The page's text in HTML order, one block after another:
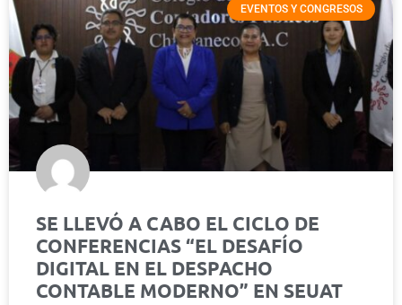
EVENTOS Y CONGRESOS
SE LLEVÓ A CABO EL CICLO DE
CONFERENCIAS “EL DESAFÍO
DIGITAL EN EL DESPACHO
CONTABLE MODERNO” EN SEUAT